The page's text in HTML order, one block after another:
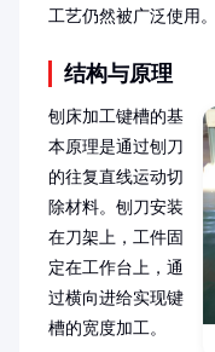
工艺仍然被广泛使用。
结构与原理
刨床加工键槽的基
本原理是通过刨刀
的往复直线运动切
除材料。刨刀安装
在刀架上，工件固
定在工作台上，通
过横向进给实现键
槽的宽度加工。